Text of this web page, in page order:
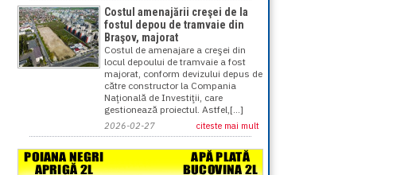
Costul amenajării creşei de la
fostul depou de tramvaie din
Braşov, majorat
Costul de amenajare a creşei din
locul depoului de tramvaie a fost
majorat, conform devizului depus de
către constructor la Compania
Naţională de Investiţii, care
gestionează proiectul. Astfel,[...]
2026-02-27 citeste mai mult